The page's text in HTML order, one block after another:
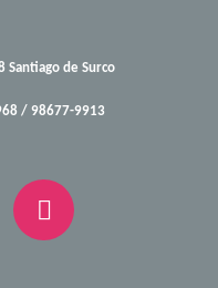
Santiago de Surco
/ 98677-9913